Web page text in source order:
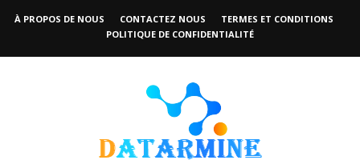
À PROPOS DE NOUS CONTACTEZ NOUS
TERMES ET CONDITIONS
POLITIQUE DE CONFIDENTIALITÉ